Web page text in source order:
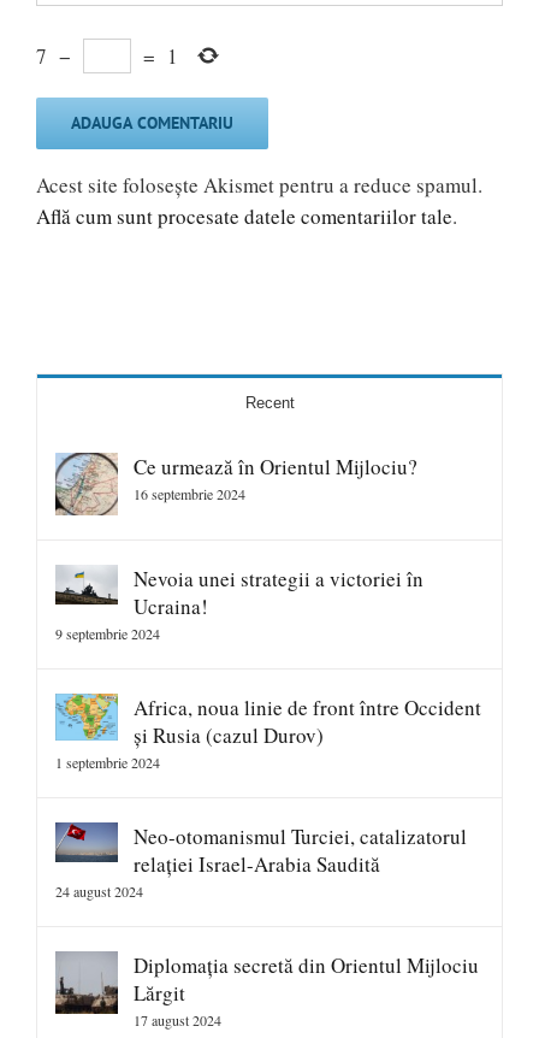
7 − = 1
Acest site folosește Akismet pentru a reduce spamul.
Află cum sunt procesate datele comentariilor tale.
Recent
Ce urmează în Orientul Mijlociu?
16 septembrie 2024
Nevoia unei strategii a victoriei în
Ucraina!
9 septembrie 2024
Africa, noua linie de front între Occident
și Rusia (cazul Durov)
1 septembrie 2024
Neo-otomanismul Turciei, catalizatorul
relației Israel-Arabia Saudită
24 august 2024
Diplomația secretă din Orientul Mijlociu
Lărgit
17 august 2024